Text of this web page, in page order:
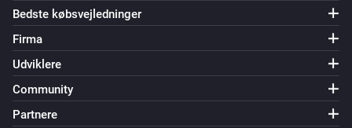
Bedste købsvejledninger
Firma
Udviklere
Community
Partnere